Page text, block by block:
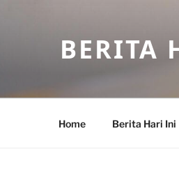
BERITA
Home Berita Hari Ini